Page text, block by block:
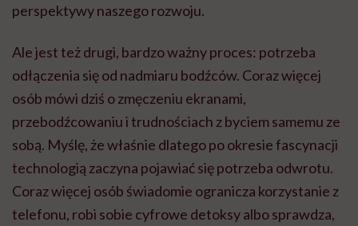
perspektywy naszego rozwoju.
Ale jest też drugi, bardzo ważny proces: potrzeba
odłączenia się od nadmiaru bodźców. Coraz więcej
osób mówi dziś o zmęczeniu ekranami,
przebodźcowaniu i trudnościach z byciem samemu ze
sobą. Myślę, że właśnie dlatego po okresie fascynacji
technologią zaczyna pojawiać się potrzeba odwrotu.
Coraz więcej osób świadomie ogranicza korzystanie z
telefonu, robi sobie cyfrowe detoksy albo sprawdza,